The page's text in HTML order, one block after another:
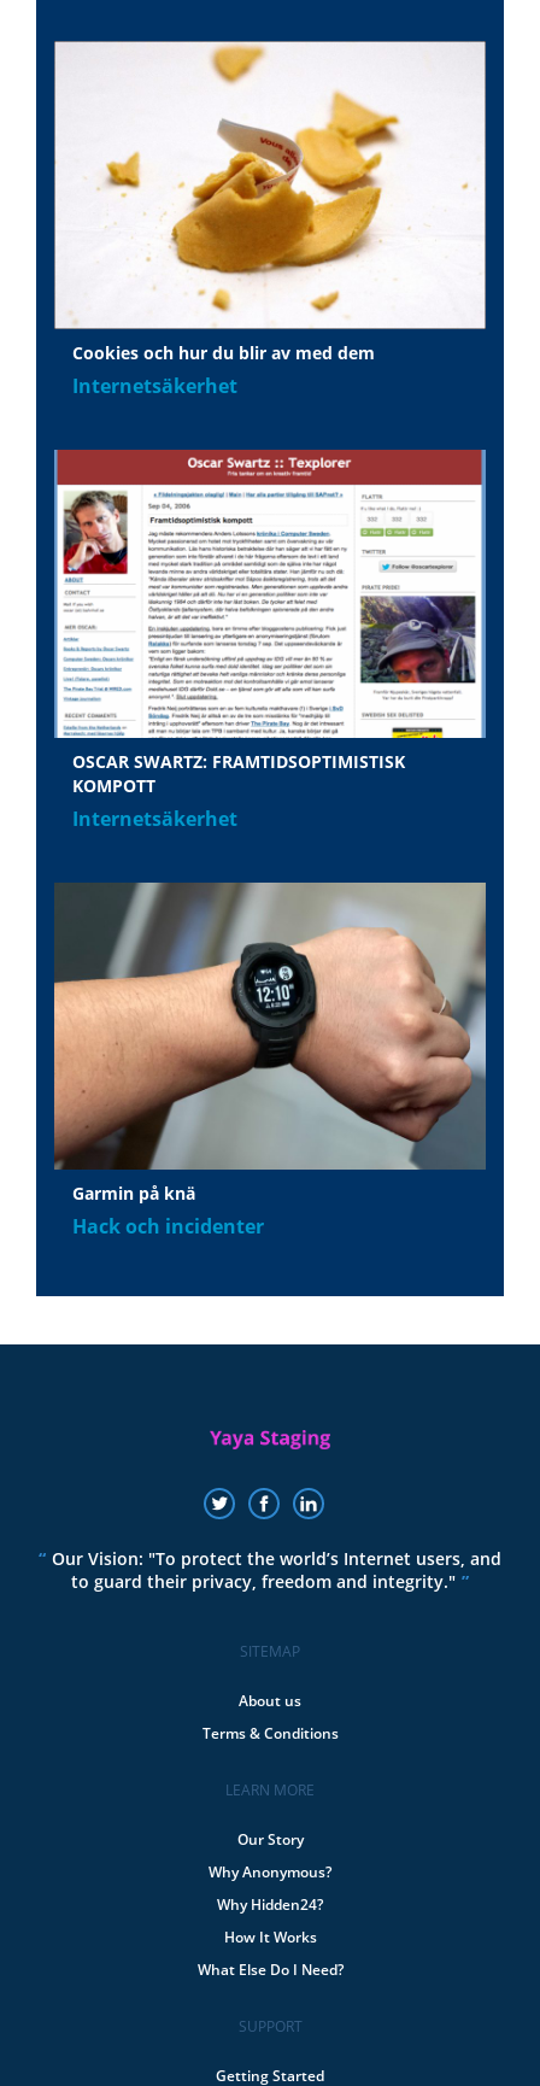
Cookies och hur du blir av med dem
Internetsäkerhet
OSCAR SWARTZ: FRAMTIDSOPTIMISTISK
KOMPOTT
Internetsäkerhet
Garmin på knä
Hack och incidenter
Our Vision: "To protect the world’s Internet users, and
to guard their privacy, freedom and integrity."
SITEMAP
About us
Terms & Conditions
LEARN MORE
Our Story
Why Anonymous?
Why Hidden24?
How It Works
What Else Do I Need?
SUPPORT
Getting Started